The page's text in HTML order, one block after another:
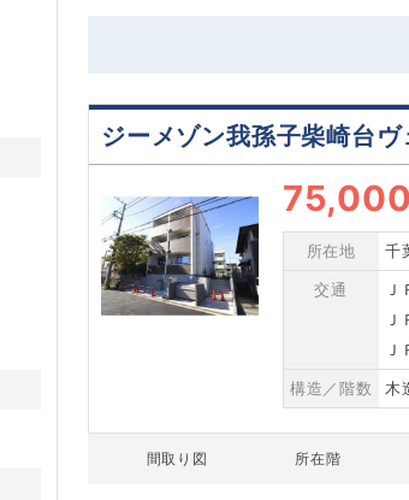
ジーメゾン我孫子柴崎台ヴ
所在地
千
交通
構造／階数
木
間取り図 所在階